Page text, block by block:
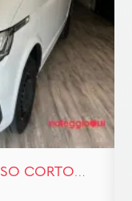
MINIBUS 9 POSTI MINIVAN PASSO CORTO CARAVELLE